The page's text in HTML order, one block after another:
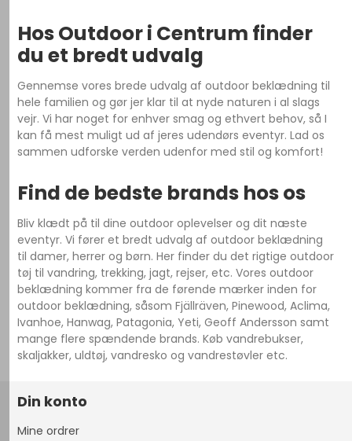
Hos Outdoor i Centrum finder
du et bredt udvalg
Gennemse vores brede udvalg af outdoor beklædning til
hele familien og gør jer klar til at nyde naturen i al slags
vejr. Vi har noget for enhver smag og ethvert behov, så I
kan få mest muligt ud af jeres udendørs eventyr. Lad os
sammen udforske verden udenfor med stil og komfort!
Find de bedste brands hos os
Bliv klædt på til dine outdoor oplevelser og dit næste
eventyr. Vi fører et bredt udvalg af outdoor beklædning
til damer, herrer og børn. Her finder du det rigtige outdoor
tøj til vandring, trekking, jagt, rejser, etc. Vores outdoor
beklædning kommer fra de førende mærker inden for
outdoor beklædning, såsom Fjällräven, Pinewood, Aclima,
Ivanhoe, Hanwag, Patagonia, Yeti, Geoff Andersson samt
mange flere spændende brands. Køb vandrebukser,
skaljakker, uldtøj, vandresko og vandrestøvler etc.
Din konto
Mine ordrer